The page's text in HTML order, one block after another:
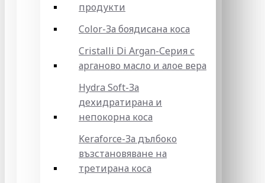
продукти
Color-За боядисана коса
Cristalli Di Argan-Серия с
арганово масло и алое вера
Hydra Soft-За
дехидратирана и
непокорна коса
Keraforce-За дълбоко
възстановяване на
третирана коса